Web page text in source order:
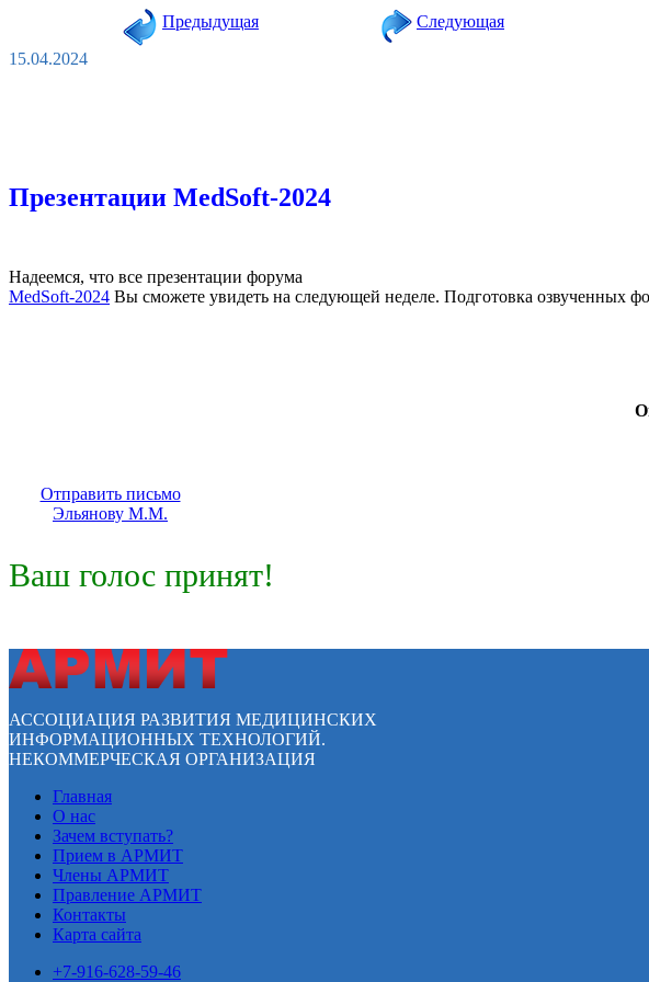
Предыдущая
Следующая
15.04.2024
Презентации MedSoft-2024
Надеемся, что все презентации форума
MedSoft-2024 Вы сможете увидеть на следующей неделе. Подготовка озвученных
Отправить письмо
Эльянову М.М.
Ваш голос принят!
АССОЦИАЦИЯ РАЗВИТИЯ МЕДИЦИНСКИХ
ИНФОРМАЦИОННЫХ ТЕХНОЛОГИЙ.
НЕКОММЕРЧЕСКАЯ ОРГАНИЗАЦИЯ
Главная
О нас
Зачем вступать?
Прием в АРМИТ
Члены АРМИТ
Правление АРМИТ
Контакты
Карта сайта
+7-916-628-59-46